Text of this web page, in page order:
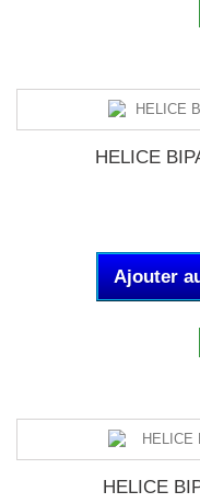
HELICE
Ajouter
HELICE